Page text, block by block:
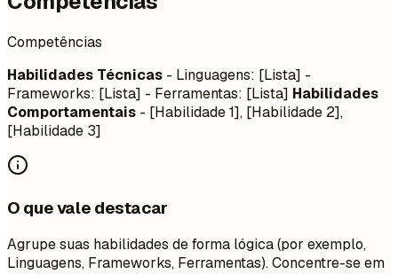
Competências
Habilidades Técnicas - Linguagens: [Lista] -
Frameworks: [Lista] - Ferramentas: [Lista] Habilidades
Comportamentais - [Habilidade 1], [Habilidade 2],
[Habilidade 3]
O que vale destacar
Agrupe suas habilidades de forma lógica (por exemplo,
Linguagens, Frameworks, Ferramentas). Concentre-se em